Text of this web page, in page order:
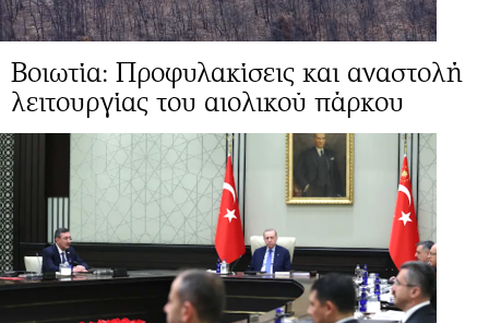
Βοιωτία: Προφυλακίσεις και αναστολή
λειτουργίας του αιολικού πάρκου